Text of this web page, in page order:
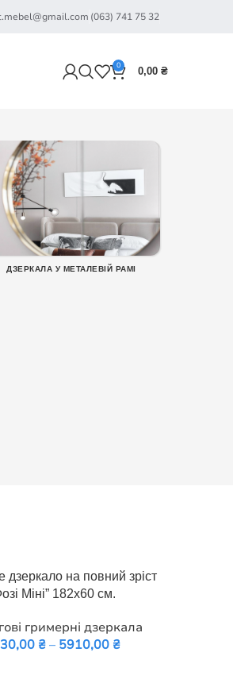
(063) 741 75 32
0
0,00 ₴
ДЗЕРКАЛА У МЕТАЛЕВІЙ РАМІ
дзеркало на повний зріст
Міні” 182х60 см.
гримерні дзеркала
₴– 5910,00 ₴